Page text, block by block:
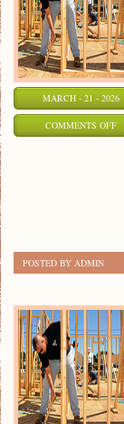
MARCH - 21 - 2026
COMMENTS OFFON
POSTED BY ADMIN